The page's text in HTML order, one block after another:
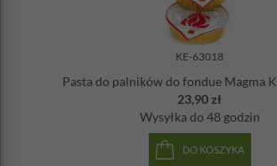
KE-63018
Pasta do palników do fondue Magma
23,90 zł
Wysyłka do 48 godzin
DO KOSZYKA